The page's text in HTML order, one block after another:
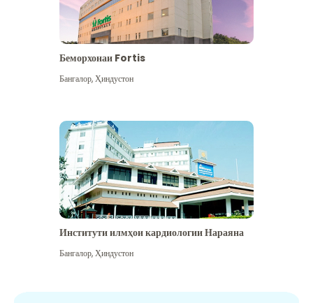
Беморхонаи Fortis
Бангалор,Ҳиндустон
Институти илмҳои кардиологии Нараяна
Бангалор,Ҳиндустон